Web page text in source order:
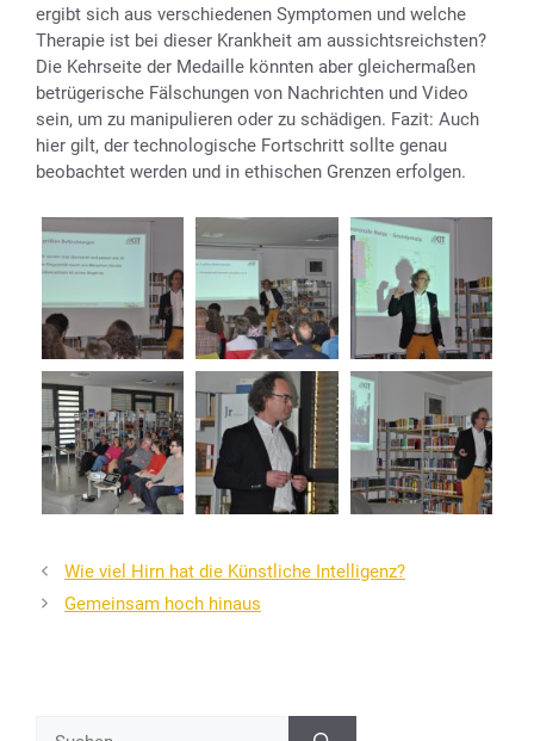
ergibt sich aus verschiedenen Symptomen und welche
Therapie ist bei dieser Krankheit am aussichtsreichsten?
Die Kehrseite der Medaille könnten aber gleichermaßen
betrügerische Fälschungen von Nachrichten und Video
sein, um zu manipulieren oder zu schädigen. Fazit: Auch
hier gilt, der technologische Fortschritt sollte genau
beobachtet werden und in ethischen Grenzen erfolgen.
Wie viel Hirn hat die Künstliche Intelligenz?
Gemeinsam hoch hinaus